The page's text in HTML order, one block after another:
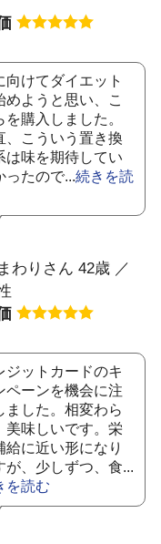
向けてダイエット
めようと思い、こ
を購入しました。
、こういう置き換
は味を期待してい
ったので...続きを読
わりさん 42歳 ／
ジットカードのキ
ペーンを機会に注
ました。相変わら
美味しいです。栄
給に近い形になり
が、少しずつ、食...
を読む